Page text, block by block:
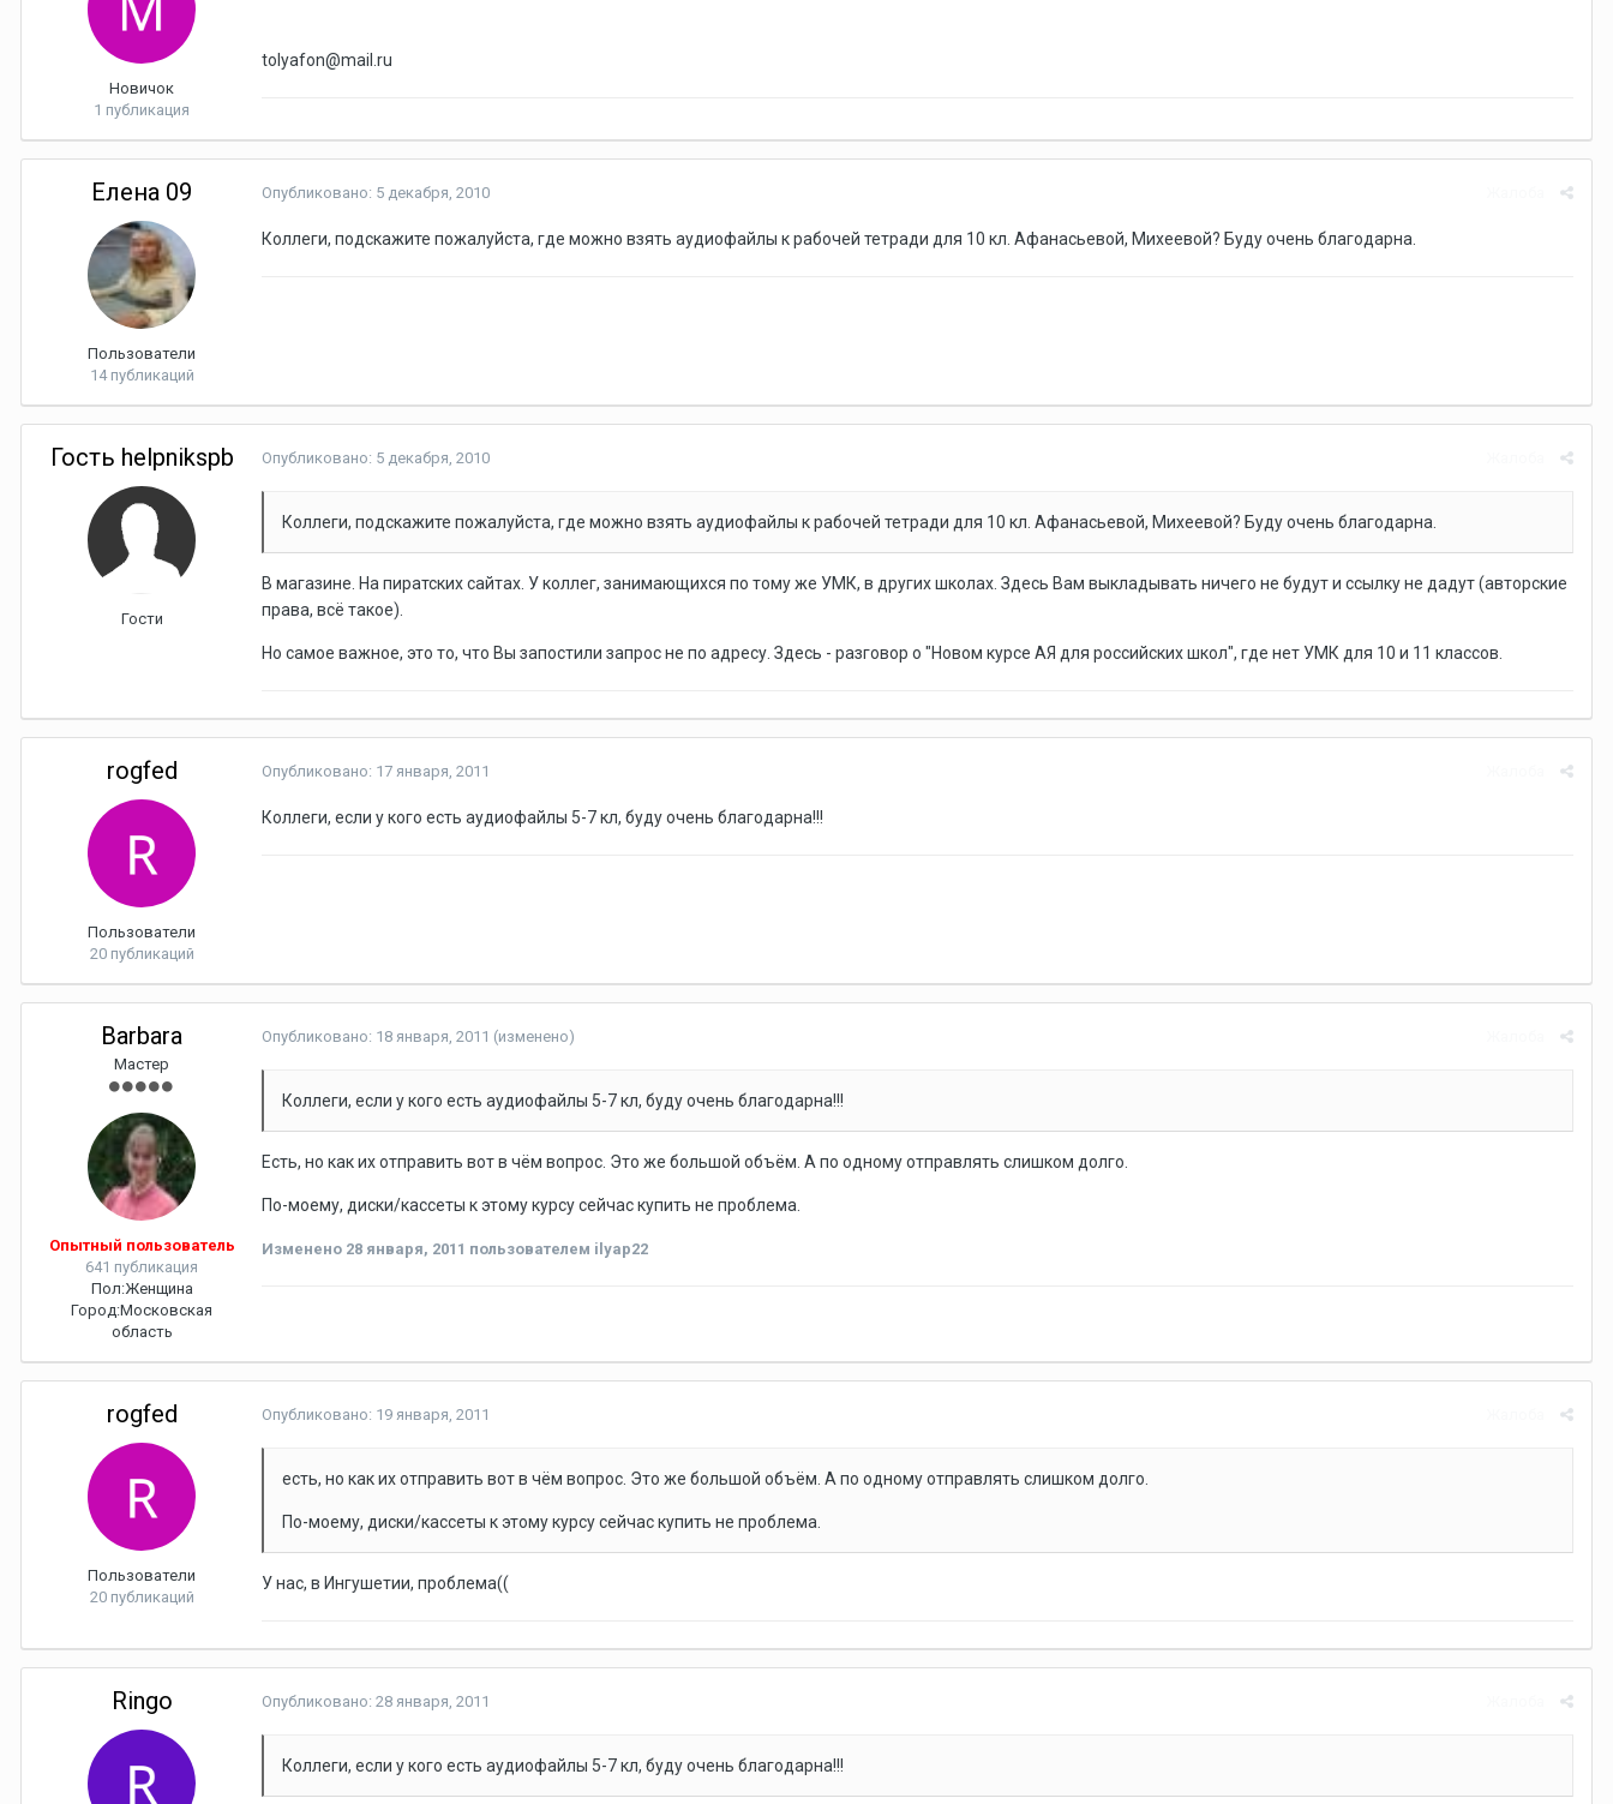
Новичок
1 публикация
tolyafon@mail.ru
Елена 09
Пользователи
14 публикаций
Опубликовано: 5 декабря, 2010
Коллеги, подскажите пожалуйста, где можно взять аудиофайлы к рабочей тетради для 10 кл. Афанасьевой, Михеевой? Буду очень благодарна.
Гость helpnikspb
Гости
Опубликовано: 5 декабря, 2010
Коллеги, подскажите пожалуйста, где можно взять аудиофайлы к рабочей тетради для 10 кл. Афанасьевой, Михеевой? Буду очень благодарна.
В магазине. На пиратских сайтах. У коллег, занимающихся по тому же УМК, в других школах. Здесь Вам выкладывать ничего не будут и ссылку не дадут (авторские
права, всё такое).
Но самое важное, это то, что Вы запостили запрос не по адресу. Здесь - разговор о "Новом курсе АЯ для российских школ", где нет УМК для 10 и 11 классов.
rogfed
Пользователи
20 публикаций
Опубликовано: 17 января, 2011
Коллеги, если у кого есть аудиофайлы 5-7 кл, буду очень благодарна!!!
Barbara
Мастер
Опытный пользователь
641 публикация
Пол:Женщина
Город:Московская
область
Опубликовано: 18 января, 2011 (изменено)
Коллеги, если у кого есть аудиофайлы 5-7 кл, буду очень благодарна!!!
Есть, но как их отправить вот в чём вопрос. Это же большой объём. А по одному отправлять слишком долго.
По-моему, диски/кассеты к этому курсу сейчас купить не проблема.
Изменено 28 января, 2011 пользователем ilyap22
rogfed
Пользователи
20 публикаций
Опубликовано: 19 января, 2011
есть, но как их отправить вот в чём вопрос. Это же большой объём. А по одному отправлять слишком долго.
По-моему, диски/кассеты к этому курсу сейчас купить не проблема.
У нас, в Ингушетии, проблема((
Ringo Опубликовано: 28 января, 2011
Коллеги, если у кого есть аудиофайлы 5-7 кл, буду очень благодарна!!!